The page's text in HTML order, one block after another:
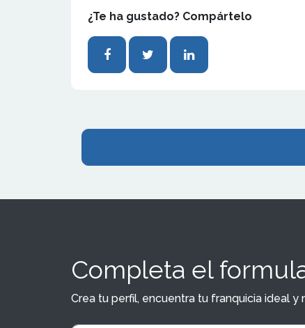
¿Te ha gustado? Compártelo
Completa el
Crea tu perfil, encuentra tu franquicia ideal